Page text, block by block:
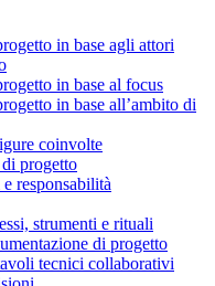
in base agli attori
in base al focus
in base all’ambito di
coinvolte
progetto
responsabilità
strumenti e rituali
di progetto
tecnici collaborativi